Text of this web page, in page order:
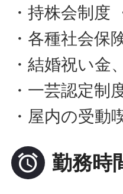
・持株会制度
・各種社会保
・結婚祝い金
・一芸認定制
・屋内の受動
 勤務時